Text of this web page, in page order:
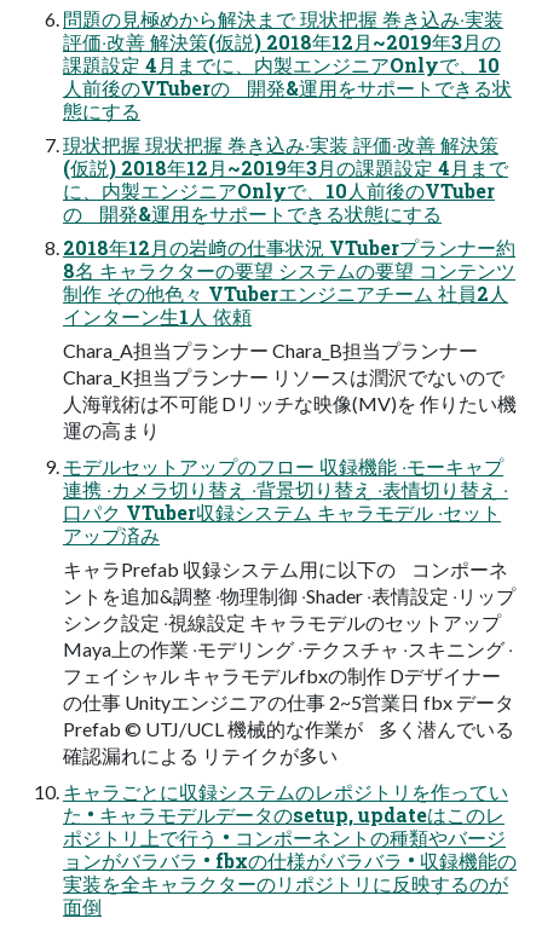
問題の⾒極めから解決まで 現状把握 巻き込み‧実装
評価‧改善 解決策(仮説) 2018年12⽉~2019年3⽉の
課題設定 4⽉までに、内製エンジニアOnlyで、10
⼈前後のVTuberの 開発&運⽤をサポートできる状
態にする
現状把握 現状把握 巻き込み‧実装 評価‧改善 解決策
(仮説) 2018年12⽉~2019年3⽉の課題設定 4⽉まで
に、内製エンジニアOnlyで、10⼈前後のVTuber
の 開発&運⽤をサポートできる状態にする
2018年12⽉の岩﨑の仕事状況 VTuberプランナー約
8名 キャラクターの要望 システムの要望 コンテンツ
制作 その他⾊々 VTuberエンジニアチーム 社員2⼈
インターン⽣1⼈ 依頼
Chara_A担当プランナー Chara_B担当プランナー
Chara_K担当プランナー リソースは潤沢でないので
⼈海戦術は不可能 Dリッチな映像(MV)を 作りたい機
運の⾼まり
モデルセットアップのフロー 収録機能 ‧モーキャプ
連携 ‧カメラ切り替え ‧背景切り替え ‧表情切り替え ‧
⼝パク VTuber収録システム キャラモデル ‧セット
アップ済み
キャラPrefab 収録システム⽤に以下の コンポーネ
ントを追加&調整 ‧物理制御 ‧Shader ‧表情設定 ‧リップ
シンク設定 ‧視線設定 キャラモデルのセットアップ
Maya上の作業 ‧モデリング ‧テクスチャ ‧スキニング ‧
フェイシャル キャラモデルfbxの制作 Dデザイナー
の仕事 Unityエンジニアの仕事 2~5営業⽇ fbx データ
Prefab © UTJ/UCL 機械的な作業が 多く潜んでいる
確認漏れによる リテイクが多い
キャラごとに収録システムのレポジトリを作ってい
た • キャラモデルデータのsetup, updateはこのレ
ポジトリ上で⾏う • コンポーネントの種類やバージ
ョンがバラバラ • fbxの仕様がバラバラ • 収録機能の
実装を全キャラクターのリポジトリに反映するのが
⾯倒